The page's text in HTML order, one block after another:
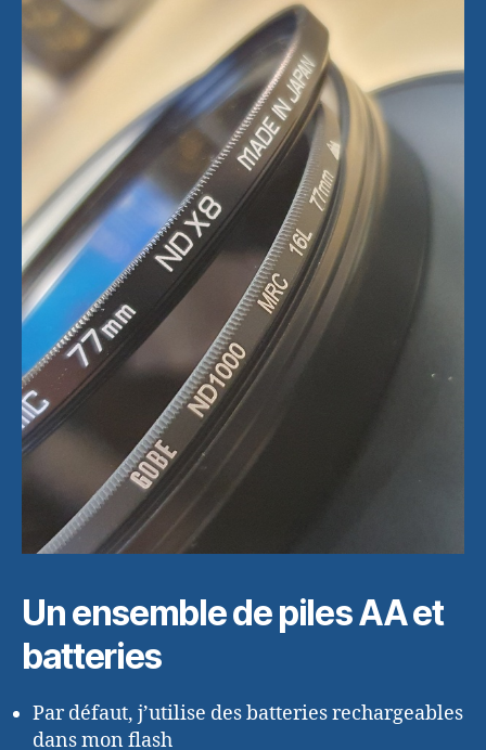
Un ensemble de piles AA et
batteries
Par défaut, j’utilise des batteries rechargeables
dans mon flash